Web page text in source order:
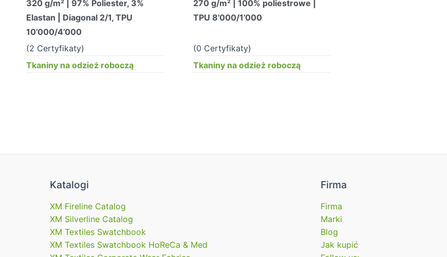
320 g/m² | 97% Poliester, 3%
Elastan | Diagonal 2/1, TPU
10’000/4’000
(2 Certyfikaty)
Tkaniny na odzież roboczą
270 g/m² | 100% poliestrowe |
TPU 8’000/1’000
(0 Certyfikaty)
Tkaniny na odzież roboczą
Katalogi
XM Fireline Catalog
XM Silverline Catalog
XM Textiles Swatchbook
XM Textiles Swatchbook HoReCa & Med
Firma
Firma
Marki
Blog
Jak kupić